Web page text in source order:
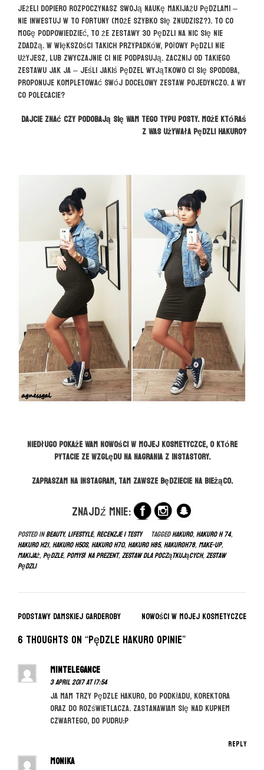
Jeżeli dopiero rozpoczynasz swoją naukę makijażu pędzlami –
nie inwestuj w to fortuny (może szybko się znudzisz?). To co
mogę podpowiedzieć, to że zestawy 30 pędzli na nic się nie
zdadzą. W większości takich przypadków, połowy pędzli nie
użyjesz, lub zwyczajnie Ci nie podpasują. Zacznij od takiego
zestawu jak ja – jeśli jakiś pędzel wyjątkowo Ci się spodoba,
proponuje kompletować swój docelowy zestaw pojedynczo. A Wy
co polecacie?
Dajcie znać czy podobają się Wam tego typu posty. Może któraś
z Was używała pędzli Hakuro?
Niedługo pokaże Wam nowości w mojej kosmetyczce, o które
pytacie ze względu na nagrania z Instastory.
Zapraszam na instagram, tam zawsze będziecie na bieżąco.
Znajdź mnie:
Posted inBEAUTY,LIFESTYLE,RECENZJE I TESTY Taggedhakuro,hakuro h 74,
hakuro h21,hakuro h50s,hakuro h70,hakuro h85,hakuroh78,make-up,
makijaż,pędzle,pomysł na prezent,zestaw dla początkujących,zestaw
pędzli
P
o
s
t
n
g
Podstawy damskiej garderoby Nowości w mojej kosmetyczce
6 thoughts on “Pędzle HAKURO opinie”
MintElegance
3 April 2017 at 17:54
ja mam trzy pędzle hakuro, do podkładu, korektora
oraz do rozświetlacza. zastanawiam się nad kupnem
czwartego, do pudru:P
Reply
Monika